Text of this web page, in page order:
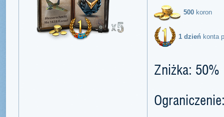
500 koron
1 dzień konta
Zniżka: 50%